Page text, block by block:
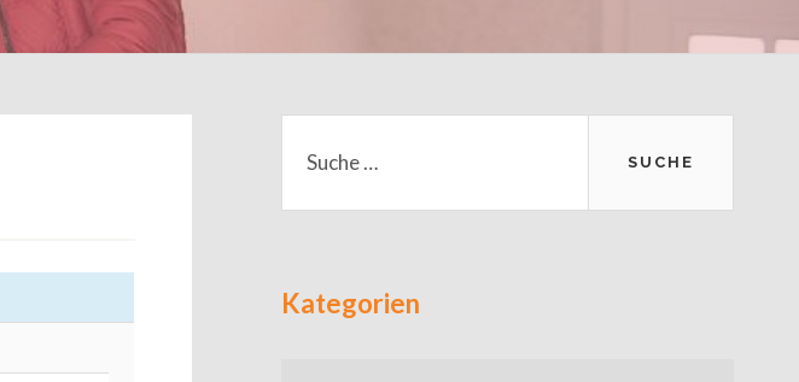
Sidebar
nach:
Kategorien